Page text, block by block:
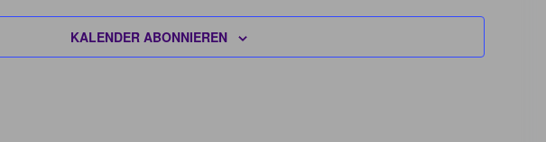
KALENDER ABONNIEREN